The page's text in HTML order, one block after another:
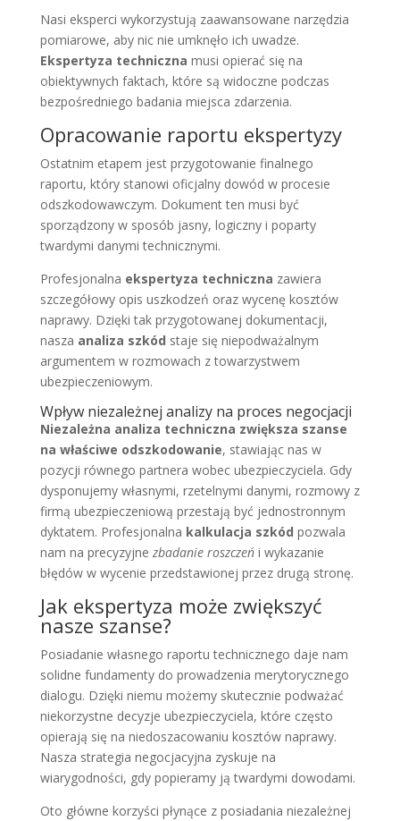
Nasi eksperci wykorzystują zaawansowane narzędzia
pomiarowe, aby nic nie umknęło ich uwadze.
Ekspertyza techniczna musi opierać się na
obiektywnych faktach, które są widoczne podczas
bezpośredniego badania miejsca zdarzenia.
Opracowanie raportu ekspertyzy
Ostatnim etapem jest przygotowanie finalnego
raportu, który stanowi oficjalny dowód w procesie
odszkodowawczym. Dokument ten musi być
sporządzony w sposób jasny, logiczny i poparty
twardymi danymi technicznymi.
Profesjonalna ekspertyza techniczna zawiera
szczegółowy opis uszkodzeń oraz wycenę kosztów
naprawy. Dzięki tak przygotowanej dokumentacji,
nasza analiza szkód staje się niepodważalnym
argumentem w rozmowach z towarzystwem
ubezpieczeniowym.
Wpływ niezależnej analizy na proces negocjacji
Niezależna analiza techniczna zwiększa szanse
na właściwe odszkodowanie, stawiając nas w
pozycji równego partnera wobec ubezpieczyciela. Gdy
dysponujemy własnymi, rzetelnymi danymi, rozmowy z
firmą ubezpieczeniową przestają być jednostronnym
dyktatem. Profesjonalna kalkulacja szkód pozwala
nam na precyzyjne zbadanie roszczeńi wykazanie
błędów w wycenie przedstawionej przez drugą stronę.
Jak ekspertyza może zwiększyć
nasze szanse?
Posiadanie własnego raportu technicznego daje nam
solidne fundamenty do prowadzenia merytorycznego
dialogu. Dzięki niemu możemy skutecznie podważać
niekorzystne decyzje ubezpieczyciela, które często
opierają się na niedoszacowaniu kosztów naprawy.
Nasza strategia negocjacyjna zyskuje na
wiarygodności, gdy popieramy ją twardymi dowodami.
Oto główne korzyści płynące z posiadania niezależnej